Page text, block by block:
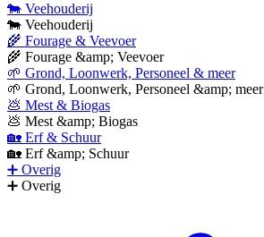
🐄 Veehouderij
🐄 Veehouderij
🌾 Fourage & Veevoer
🌾 Fourage &amp; Veevoer
🌱 Grond, Loonwerk, Personeel & meer
🌱 Grond, Loonwerk, Personeel &amp; meer
💩 Mest & Biogas
💩 Mest &amp; Biogas
🏡 Erf & Schuur
🏡 Erf &amp; Schuur
➕ Overig
➕ Overig